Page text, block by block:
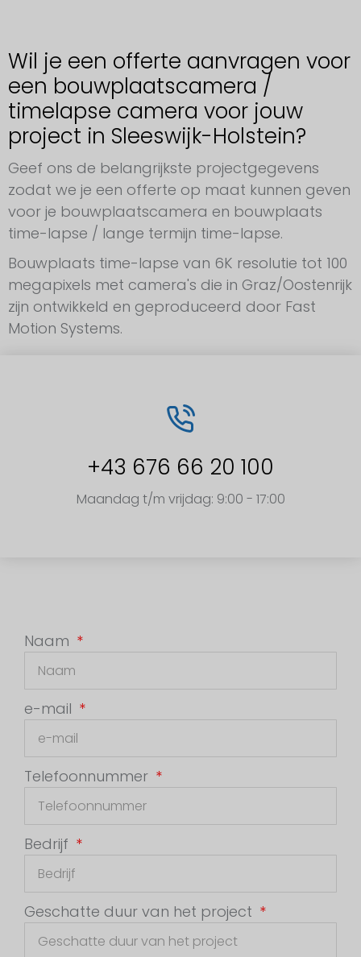
Wil je een offerte aanvragen voor
een bouwplaatscamera /
timelapse camera voor jouw
project in Sleeswijk-Holstein?
Geef ons de belangrijkste projectgegevens
zodat we je een offerte op maat kunnen geven
voor je bouwplaatscamera en bouwplaats
time-lapse / lange termijn time-lapse.
Bouwplaats time-lapse van 6K resolutie tot 100
megapixels met camera's die in Graz/Oostenrijk
zijn ontwikkeld en geproduceerd door Fast
Motion Systems.
+43 676 66 20 100
Maandag t/m vrijdag: 9:00 - 17:00
Naam
e-mail
Telefoonnummer
Bedrijf
Geschatte duur van het project